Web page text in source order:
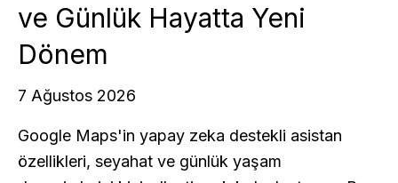
ve Günlük Hayatta Yeni
Dönem
7 Ağustos 2026
Google Maps'in yapay zeka destekli asistan
özellikleri, seyahat ve günlük yaşam